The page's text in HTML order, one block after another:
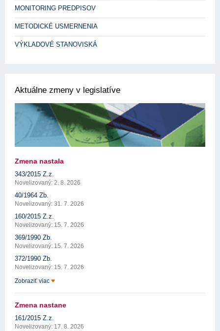
MONITORING PREDPISOV
METODICKÉ USMERNENIA
VÝKLADOVÉ STANOVISKÁ
Aktuálne zmeny v legislatíve
Zmena nastala
343/2015 Z.z.
Novelizovaný: 2. 8. 2026
40/1964 Zb.
Novelizovaný: 31. 7. 2026
160/2015 Z.z.
Novelizovaný: 15. 7. 2026
369/1990 Zb.
Novelizovaný: 15. 7. 2026
372/1990 Zb.
Novelizovaný: 15. 7. 2026
Zobraziť viac
Zmena nastane
161/2015 Z.z.
Novelizovaný: 17. 8. 2026